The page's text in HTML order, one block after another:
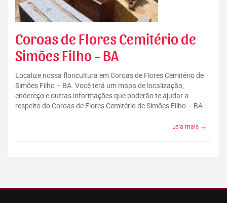
Coroas de Flores Cemitério de
Simões Filho - BA
Localize nossa floricultura em Coroas de Flores Cemitério de
Simões Filho – BA. Você terá um mapa de localização,
endereço e outras informações que poderão te ajudar a
respeito do Coroas de Flores Cemitério de Simões Filho – BA...
Leia mais →